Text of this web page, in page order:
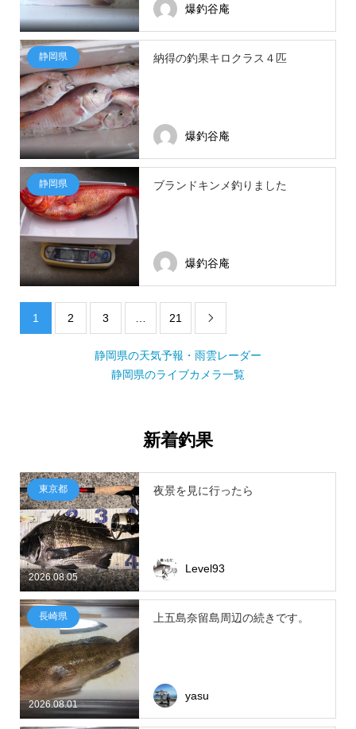
爆釣谷庵
静岡県 納得の釣果キロクラス４匹
爆釣谷庵
静岡県 ブランドキンメ釣りました
爆釣谷庵
1 2 3 21 
静岡県の天気予報・雨雲レーダー
静岡県のライブカメラ一覧
新着釣果
2026.08.05
東京都 夜景を見に行ったら
Level93
2026.08.01
長崎県 上五島奈留島周辺の続きです。
yasu